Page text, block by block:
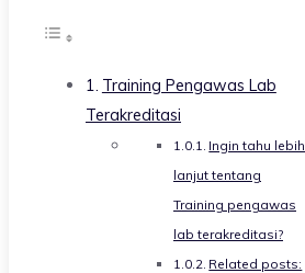
Training Pengawas Lab
Terakreditasi
Ingin tahu lebih
lanjut tentang
Training pengawas
lab terakreditasi?
Related posts: